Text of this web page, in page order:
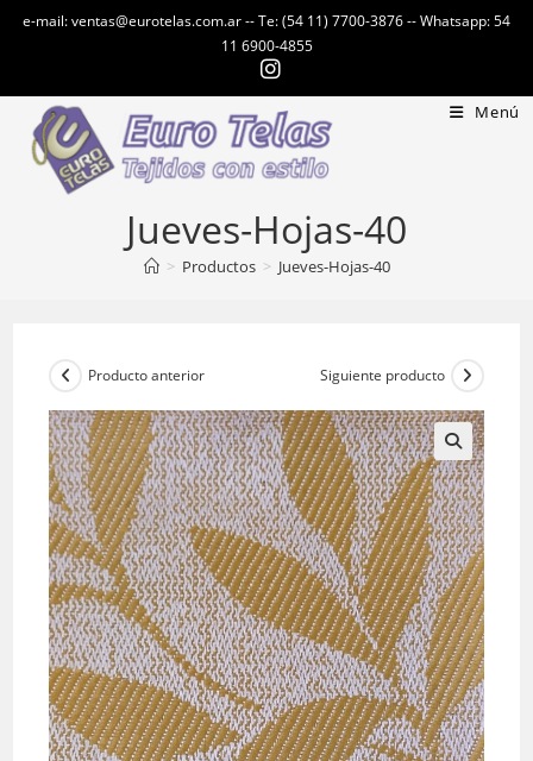
e-mail: ventas@eurotelas.com.ar -- Te: (54 11) 7700-3876 -- Whatsapp: 54
11 6900-4855
Menú
Jueves-Hojas-40
> Productos > Jueves-Hojas-40
Producto anterior Siguiente producto